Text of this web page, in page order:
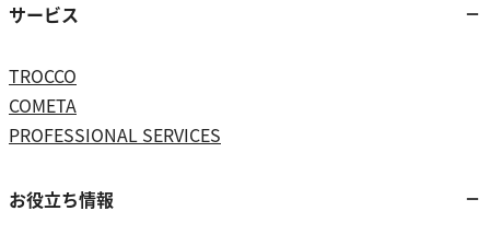
サービス
TROCCO
COMETA
PROFESSIONAL SERVICES
お役立ち情報